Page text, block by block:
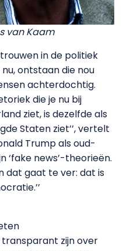
van Kaam
in de politiek
ontstaan die nou
achterdochtig.
die je nu bij
ziet, is dezelfde als
Staten ziet’’, vertelt
Trump als oud-
‘fake news’-theorieën.
dat gaat te ver: dat is
zijn over